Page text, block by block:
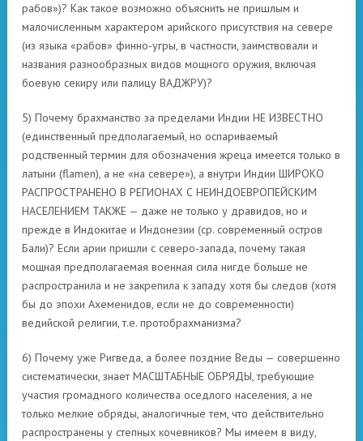
рабов»)? Как такое возможно объяснить не пришлым и
малочисленным характером арийского присутствия на севере
(из языка «рабов» финно-угры, в частности, заимствовали и
названия разнообразных видов мощного оружия, включая
боевую секиру или палицу ВАДЖРУ)?
5) Почему брахманство за пределами Индии НЕ ИЗВЕСТНО
(единственный предполагаемый, но оспариваемый
родственный термин для обозначения жреца имеется только в
латыни (flamen), а не «на севере»), а внутри Индии ШИРОКО
РАСПРОСТРАНЕНО В РЕГИОНАХ С НЕИНДОЕВРОПЕЙСКИМ
НАСЕЛЕНИЕМ ТАКЖЕ — даже не только у дравидов, но и
прежде в Индокитае и Индонезии (ср. современный остров
Бали)? Если арии пришли с северо-запада, почему такая
мощная предполагаемая военная сила нигде больше не
распространила и не закрепила к западу хотя бы следов (хотя
бы до эпохи Ахеменидов, если не до современности)
ведийской религии, т.е. протобрахманизма?
6) Почему уже Ригведа, а более поздние Веды — совершенно
систематически, знает МАСШТАБНЫЕ ОБРЯДЫ, требующие
участия громадного количества оседлого населения, а не
только мелкие обряды, аналогичные тем, что действительно
распространены у степных кочевников? Мы имеем в виду,